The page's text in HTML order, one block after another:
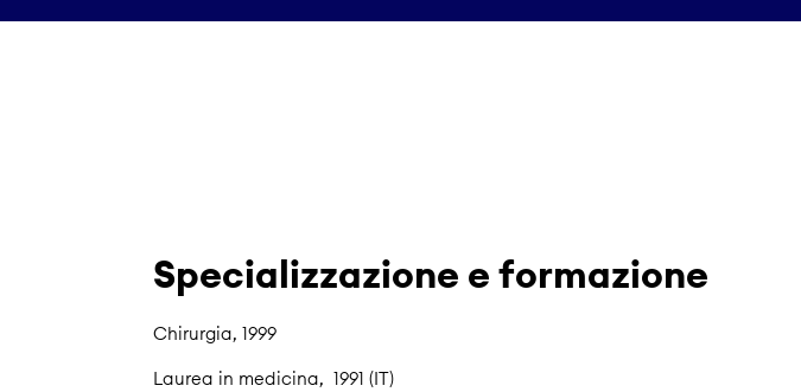
Specializzazione e formazione
Chirurgia, 1999
Laurea in medicina, 1991 (IT)